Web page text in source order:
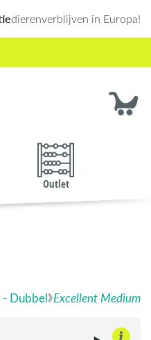
dierenverblijven in Europa!
Outlet
Dubbel Excellent Medium